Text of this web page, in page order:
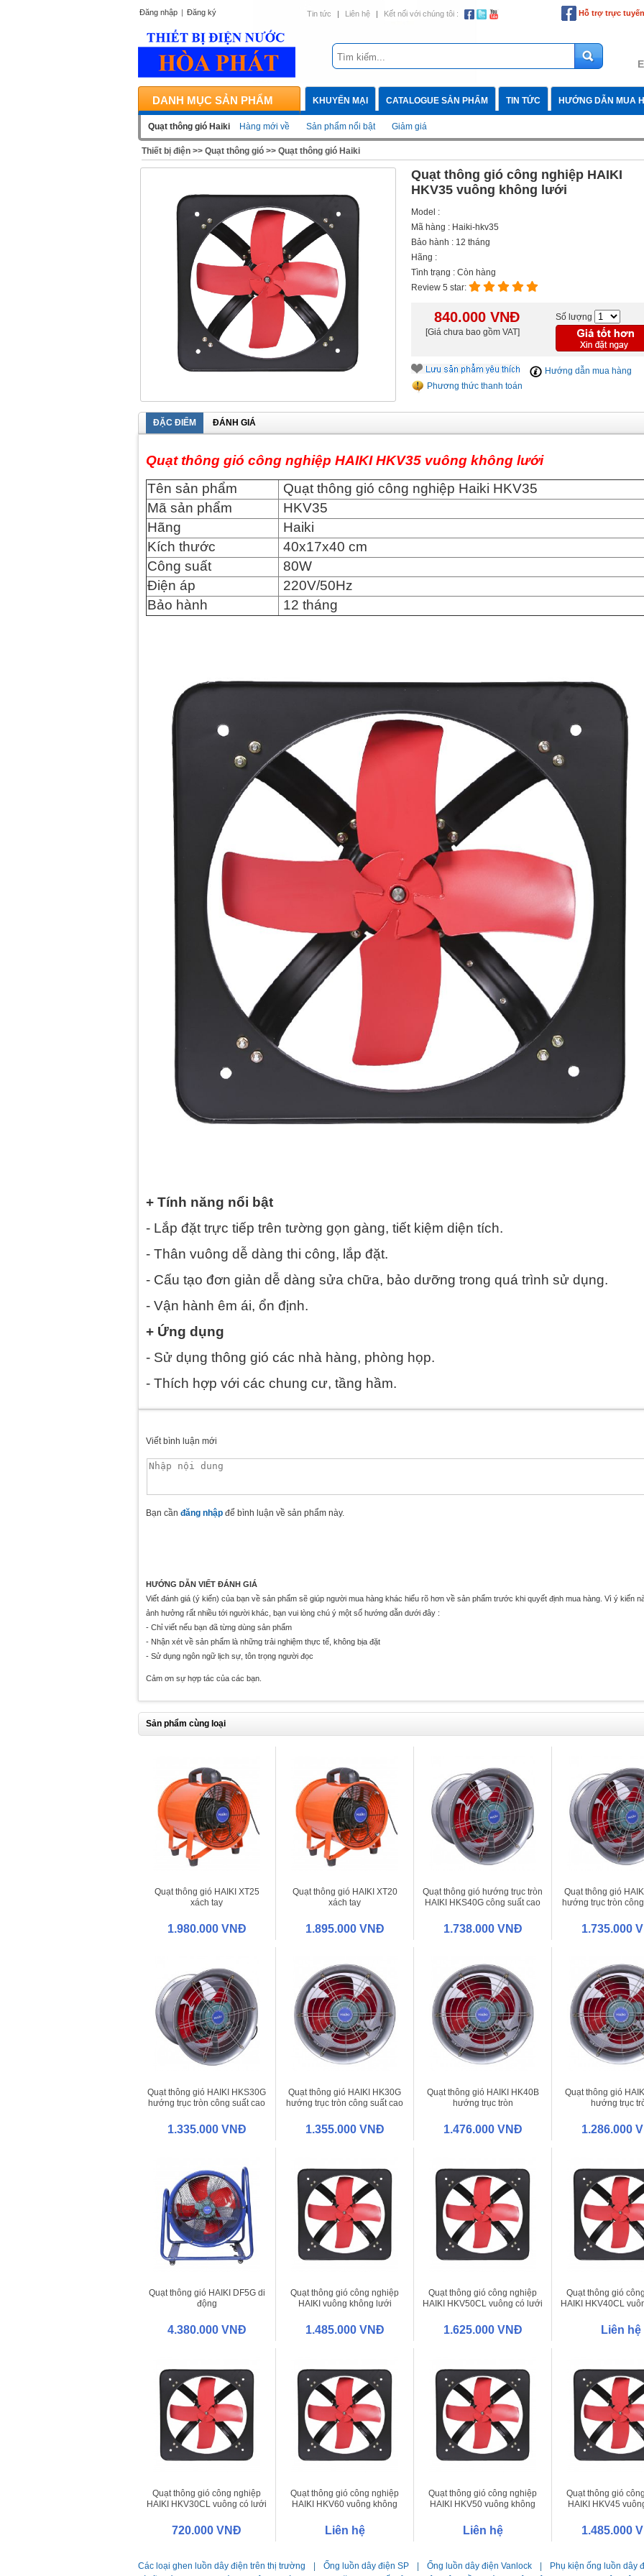
Đăng nhập | Đăng ký Tin tức | Liên hệ | Kết nối với chúng tôi : Hỗ trợ trực tuyến
DANH MỤC SẢN PHẨM KHUYẾN MẠI CATALOGUE SẢN PHẨM TIN TỨC HƯỚNG DẪN MUA
Quạt thông gió Haiki Hàng mới về Sản phẩm nổi bật Giảm giá
Thiết bị điện >> Quạt thông gió >> Quạt thông gió Haiki
Quạt thông gió công nghiệp HAIKI
HKV35 vuông không lưới
Model :
Mã hàng : Haiki-hkv35
Bảo hành : 12 tháng
Hãng :
Tình trạng : Còn hàng
Review 5 star:
840.000 VNĐ
[Giá chưa bao gồm VAT]
Số lượng
Hướng dẫn mua hàng
Phương thức thanh toán
ĐẶC ĐIỂM ĐÁNH GIÁ
Quạt thông gió công nghiệp HAIKI HKV35 vuông không lưới
Tên sản phẩm
Quạt thông gió công nghiệp Haiki HKV35
Mã sản phẩm
HKV35
Hãng
Haiki
Kích thước
40x17x40 cm
Công suất
80W
Điện áp
220V/50Hz
Bảo hành
12 tháng
+ Tính năng nổi bật
- Lắp đặt trực tiếp trên tường gọn gàng, tiết kiệm diện tích.
- Thân vuông dễ dàng thi công, lắp đặt.
- Cấu tạo đơn giản dễ dàng sửa chữa, bảo dưỡng trong quá trình sử dụng.
- Vận hành êm ái, ổn định.
+ Ứng dụng
- Sử dụng thông gió các nhà hàng, phòng họp.
- Thích hợp với các chung cư, tầng hầm.
Viết bình luận mới
Bạn cần đăng nhập để bình luận về sản phẩm này.
HƯỚNG DẪN VIẾT ĐÁNH GIÁ
Viết đánh giá (ý kiến) của bạn về sản phẩm sẽ giúp người mua hàng khác hiểu rõ hơn về sản phẩm trước khi quyết định mua hàng. Vì ý kiến
ảnh hưởng rất nhiều tới người khác, bạn vui lòng chú ý một số hướng dẫn dưới đây :
- Chỉ viết nếu bạn đã từng dùng sản phẩm
- Nhận xét về sản phẩm là những trải nghiệm thực tế, không bịa đặt
- Sử dụng ngôn ngữ lịch sự, tôn trọng người đọc
Cảm ơn sự hợp tác của các bạn.
Sản phẩm cùng loại
Quạt thông gió HAIKI XT25
xách tay
1.980.000 VNĐ
Quạt thông gió HAIKI XT20
xách tay
1.895.000 VNĐ
Quạt thông gió hướng trục tròn
HAIKI HKS40G công suất cao
1.738.000 VNĐ
Quạt thông gió
hướng trục tròn
1.735.000
Quạt thông gió HAIKI HKS30G
hướng trục tròn công suất cao
1.335.000 VNĐ
Quạt thông gió HAIKI HK30G
hướng trục tròn công suất cao
1.355.000 VNĐ
Quạt thông gió HAIKI HK40B
hướng trục tròn
1.476.000 VNĐ
Quạt thông gió
hướng trục
1.286.000
Quạt thông gió HAIKI DF5G di
động
4.380.000 VNĐ
Quạt thông gió công nghiệp
HAIKI vuông không lưới
1.485.000 VNĐ
Quạt thông gió công nghiệp
HAIKI HKV50CL vuông có lưới
1.625.000 VNĐ
Quạt thông gió
HAIKI HKV40CL
Liên hệ
Quạt thông gió công nghiệp
HAIKI HKV30CL vuông có lưới
720.000 VNĐ
Quạt thông gió công nghiệp
HAIKI HKV60 vuông không
Liên hệ
Quạt thông gió công nghiệp
HAIKI HKV50 vuông không
Liên hệ
Quạt thông gió
HAIKI HKV45
1.485.000
Các loại ghen luồn dây điện trên thị trường Ống luồn dây điện SP Ống luồn dây điện Vanlock
Phụ kiện ống luồn dây